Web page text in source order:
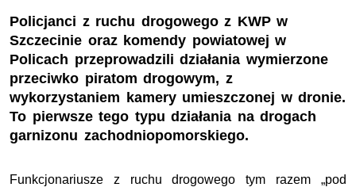
Policjanci z ruchu drogowego z KWP w
Szczecinie oraz komendy powiatowej w
Policach przeprowadzili działania wymierzone
przeciwko piratom drogowym, z
wykorzystaniem kamery umieszczonej w dronie.
To pierwsze tego typu działania na drogach
garnizonu zachodniopomorskiego.
Funkcjonariusze z ruchu drogowego tym razem „pod